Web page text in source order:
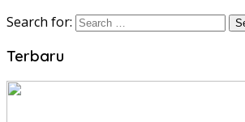
Search for:
Terbaru